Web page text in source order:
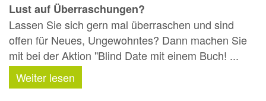
Lust auf Überraschungen?
Lassen Sie sich gern mal überraschen und sind
offen für Neues, Ungewohntes? Dann machen Sie
mit bei der Aktion "Blind Date mit einem Buch! ...
Weiter lesen